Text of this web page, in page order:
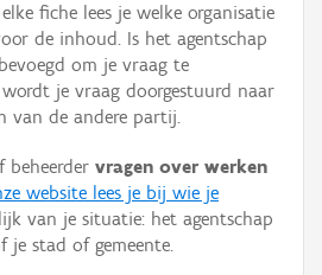
fiche lees je welke organisatie
de inhoud. Is het agentschap
om je vraag te
je vraag doorgestuurd naar
van de andere partij.
beheerder vragen over werken
website lees je bij wie je
van je situatie: het agentschap
je stad of gemeente.